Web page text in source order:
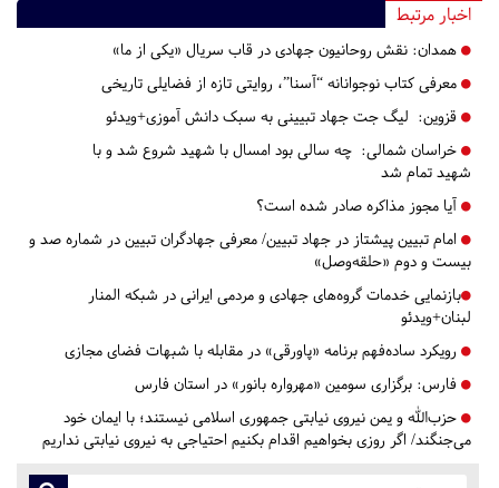
اخبار مرتبط
همدان: نقش روحانیون جهادی در قاب سریال «یکی از ما»
معرفی کتاب نوجوانانه “آسنا”، روایتی تازه از فضایلی تاریخی
قزوین: لیگ جت جهاد تبیینی به سبک دانش آموزی+ویدئو
خراسان شمالی: چه سالی بود امسال با شهید شروع شد و با
شهید تمام شد
آیا مجوز مذاکره صادر شده است؟
امام تبیین پیشتاز در جهاد تبیین/ معرفی جهادگران تبیین در شماره صد و
بیست و دوم «حلقه‌وصل»
​​​​​​​بازنمایی خدمات گروه‌های جهادی و مردمی ایرانی در شبکه المنار
لبنان+ویدئو
رویکرد ساده‌فهم برنامه «پاورقی» در مقابله با شبهات فضای مجازی
فارس: برگزاری سومین «مهرواره بانور» در استان فارس
حزب‌الله و یمن نیروی نیابتی جمهوری اسلامی نیستند؛ با ایمان خود
می‌جنگند/ اگر روزی بخواهیم اقدام بکنیم احتیاجی به نیروی نیابتی نداریم